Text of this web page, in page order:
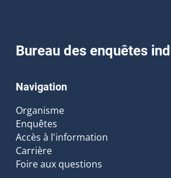
Bureau des enquêtes
Navigation
Organisme
Enquêtes
Accès à l'information
Carrière
Foire aux questions